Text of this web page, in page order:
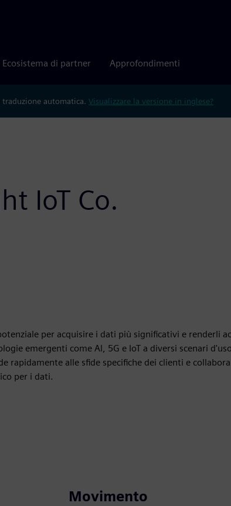
Ecosistema di partner Approfondimenti
automatica. Visualizzare la versione in inglese?
IoT Co.
per acquisire i dati più significativi e renderli
emergenti come Al, 5G e IoT a diversi scenari
rapidamente alle sfide specifiche dei clienti e
per i dati.
Movimento